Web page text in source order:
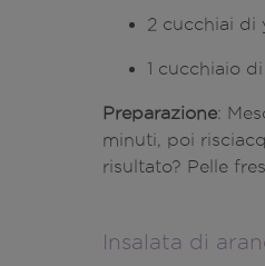
2 cucchiai di
1 cucchiaio
Preparazione:
minuti, poi
risultato? Pelle
Insalata di